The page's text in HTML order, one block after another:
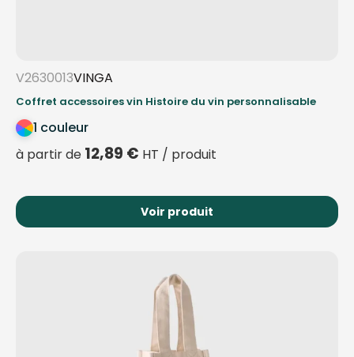
V2630013VINGA
Coffret accessoires vin Histoire du vin personnalisable
1 couleur
à partir de 12,89 € HT / produit
Voir produit